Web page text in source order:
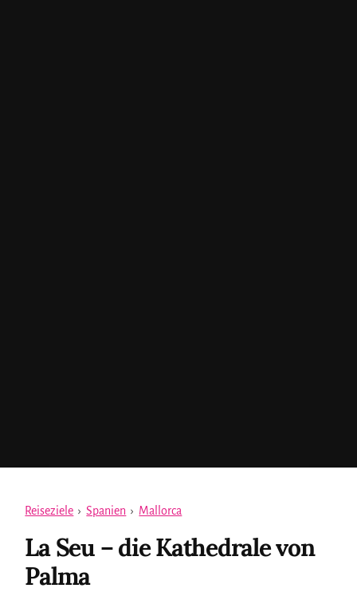
Reiseziele › Spanien › Mallorca
La Seu – die Kathedrale von
Palma